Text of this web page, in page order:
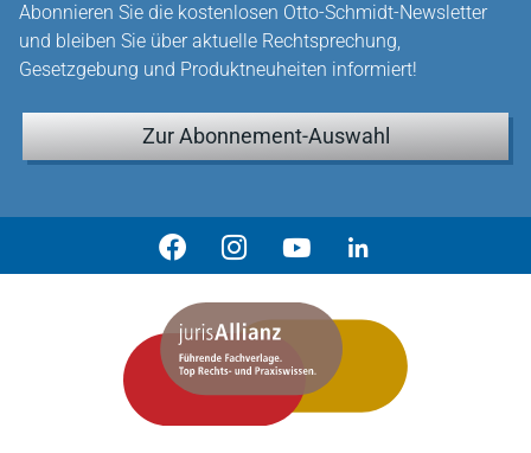
Abonnieren Sie die kostenlosen Otto-Schmidt-Newsletter
und bleiben Sie über aktuelle Rechtsprechung,
Gesetzgebung und Produktneuheiten informiert!
Zur Abonnement-Auswahl